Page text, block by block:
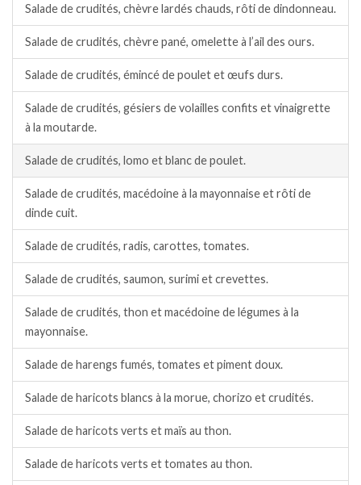
Salade de crudités, chèvre lardés chauds, rôti de dindonneau.
Salade de crudités, chèvre pané, omelette à l’ail des ours.
Salade de crudités, émincé de poulet et œufs durs.
Salade de crudités, gésiers de volailles confits et vinaigrette
à la moutarde.
Salade de crudités, lomo et blanc de poulet.
Salade de crudités, macédoine à la mayonnaise et rôti de
dinde cuit.
Salade de crudités, radis, carottes, tomates.
Salade de crudités, saumon, surimi et crevettes.
Salade de crudités, thon et macédoine de légumes à la
mayonnaise.
Salade de harengs fumés, tomates et piment doux.
Salade de haricots blancs à la morue, chorizo et crudités.
Salade de haricots verts et maïs au thon.
Salade de haricots verts et tomates au thon.